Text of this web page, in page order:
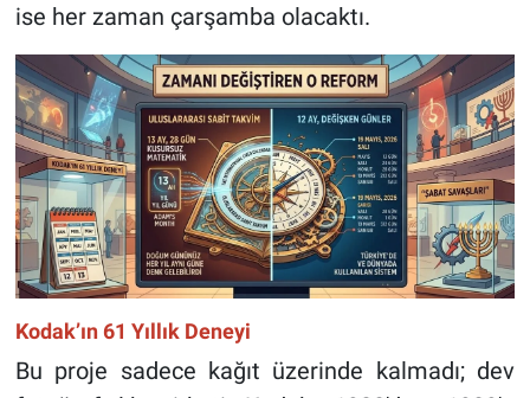
ise her zaman çarşamba olacaktı.
Kodak’ın 61 Yıllık Deneyi
Bu proje sadece kağıt üzerinde kalmadı; dev